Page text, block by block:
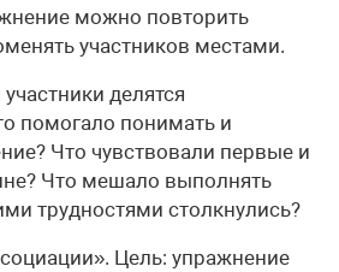
можно повторить
участников местами.
делятся
помогало понимать и
Что чувствовали первые и
Что мешало выполнять
трудностями столкнулись?
Цель: упражнение